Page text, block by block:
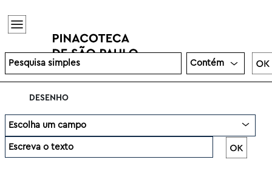
DESENHO